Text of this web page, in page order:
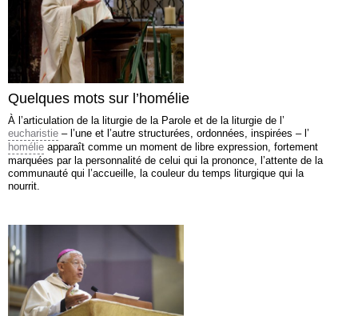
Quelques mots sur l’homélie
À l’articulation de la liturgie de la Parole et de la liturgie de l’
eucharistie – l’une et l’autre structurées, ordonnées, inspirées – l’
homélie apparaît comme un moment de libre expression, fortement
marquées par la personnalité de celui qui la prononce, l’attente de la
communauté qui l’accueille, la couleur du temps liturgique qui la
nourrit.